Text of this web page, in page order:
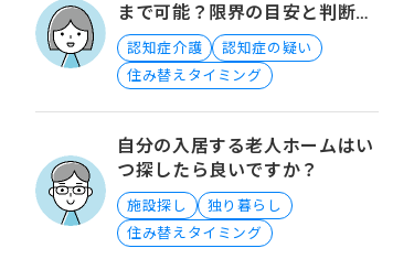
まで可能？限界の目安と判断の
ポイント
認知症介護
認知症の疑い
住み替えタイミング
自分の入居する老人ホームはい
つ探したら良いですか？
施設探し
独り暮らし
住み替えタイミング